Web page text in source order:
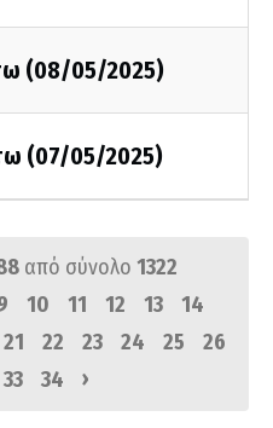
(08/05/2025)
(07/05/2025)
από σύνολο 1322
10 11 12 13
14
21 22 23 24 25
26
33 34 ›